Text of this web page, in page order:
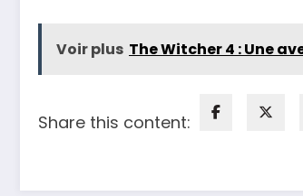
Voir plus The Witcher 4 : Une
Share this content: